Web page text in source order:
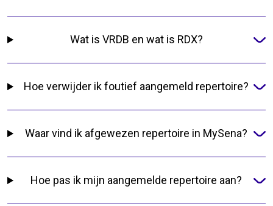
Wat is VRDB en wat is RDX?
Hoe verwijder ik foutief aangemeld repertoire?
Waar vind ik afgewezen repertoire in MySena?
Hoe pas ik mijn aangemelde repertoire aan?